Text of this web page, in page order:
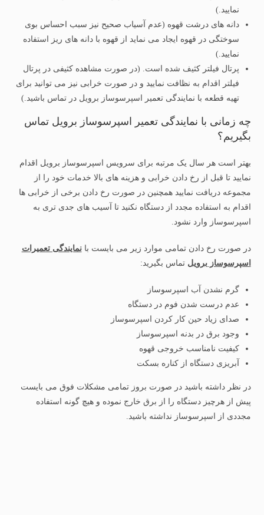
نمایید.)
دانه های درشت قهوه (عدم آسیاب صحیح نیز سبب احساس بوی
سوختگی در قهوه ایجاد می نماید از قهوه با دانه های ریز استفاده
نمایید.)
پرتال فیلتر کثیف شده است. (در صورت مشاهده کثیفی در پرتال
فیلتر اقدام به نظافت نمایید و در صورت خرابی نیز می توانید برای
تهیه قطعه با نمایندگی تعمیر اسپرسوساز برویل در تماس باشید.)
چه زمانی با نمایندگی تعمیر اسپرسوساز برویل تماس
بگیریم؟
بهتر است هر سال یک مرتبه برای سرویس اسپرسوساز برویل اقدام
نمایید تا قبل از رخ دادن خرابی و هزینه های بالا خدمات خود را از
مجموعه دریافت نمایید همچنین در صورت رخ دادن برخی از خرابی ها
اقدام به استفاده مجدد از دستگاه نکنید تا آسیب های جدی تری به
اسپرسوساز وارد نشود.
در صورت رخ دادن تمامی موارد زیر می بایست بانمایندگی تعمیرات
اسپرسوساز برویل تماس بگیرید:
گرم نشدن آب اسپرسوساز
عدم درست شدن فوم در دستگاه
صدای زیاد حین کار کردن اسپرسوساز
وجود برق در بدنه اسپرسوساز
کیفیت نامناسب خروجی قهوه
آبریزی دستگاه از کناره بسکت
در نظر داشته باشید در صورت بروز تمامی مشکلات فوق می بایست
پیش از هرچیز دستگاه را از برق خارج نموده و هیچ گونه استفاده
مجددی از اسپرسوساز نداشته باشید.